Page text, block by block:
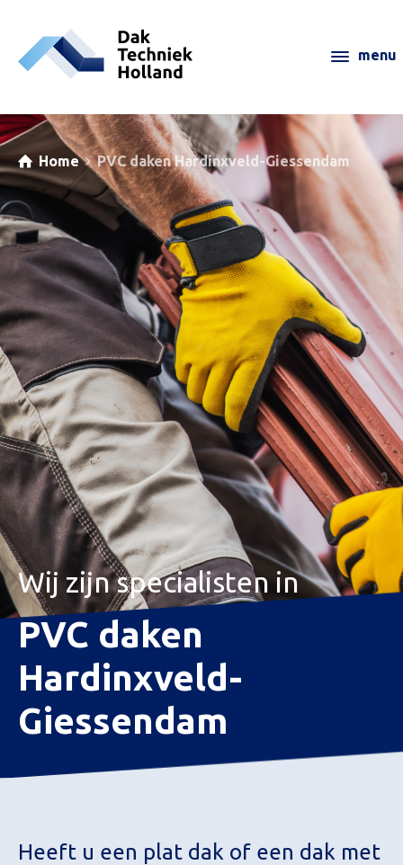
Home PVC daken Hardinxveld-Giessendam
Wij zijn specialisten in
PVC daken
Hardinxveld-
Giessendam
Heeft u een plat dak of een dak met